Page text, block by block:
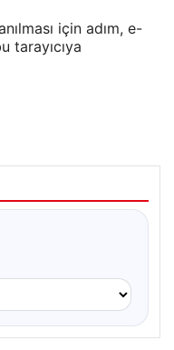
için adım, e-
tarayıcıya